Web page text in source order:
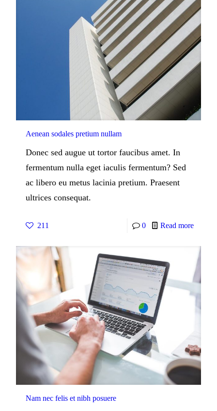
Aenean sodales pretium nullam
Donec sed augue ut tortor faucibus amet. In
fermentum nulla eget iaculis fermentum? Sed
ac libero eu metus lacinia pretium. Praesent
ultrices consequat.
211 0 Read more
Nam nec felis et nibh posuere